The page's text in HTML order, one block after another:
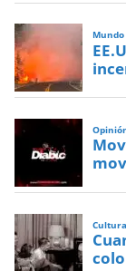
Mundo
Cultura